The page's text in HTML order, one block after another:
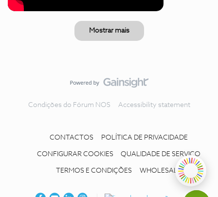
Mostrar mais
Condições do Fórum NOS Accessibility statement
CONTACTOS POLÍTICA DE PRIVACIDADE
CONFIGURAR COOKIES QUALIDADE DE SERVIÇO
TERMOS E CONDIÇÕES WHOLESALE